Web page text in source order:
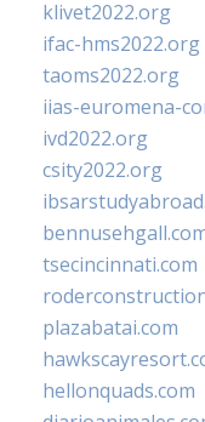
klivet2022.org
ifac-hms2022.org
taoms2022.org
iias-euromena-
ivd2022.org
csity2022.org
tsecincinnati.com
plazabatai.com
hellonquads.com